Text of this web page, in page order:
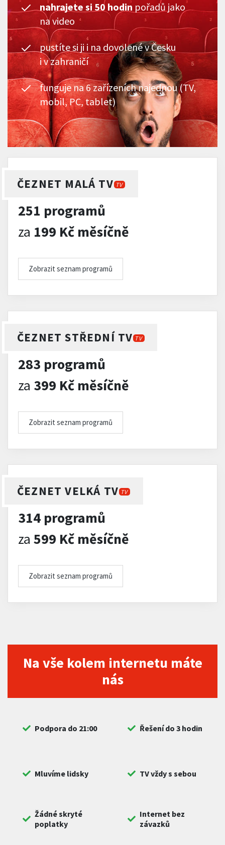
nahrajete si 50 hodin pořadů jako
na video
pustíte si ji i na dovolené v Česku
i v zahraničí
funguje na 6 zařízeních najednou (TV,
mobil, PC, tablet)
ČEZNET MALÁ TV TV
251 programů
za 199 Kč měsíčně
Zobrazit seznam programů
ČEZNET STŘEDNÍ TV TV
283 programů
za 399 Kč měsíčně
Zobrazit seznam programů
ČEZNET VELKÁ TV TV
314 programů
za 599 Kč měsíčně
Zobrazit seznam programů
Na vše kolem internetu máte
nás
Podpora do 21:00 Řešení do 3 hodin
Mluvíme lidsky TV vždy s sebou
Žádné skryté
poplatky
Internet bez
závazků